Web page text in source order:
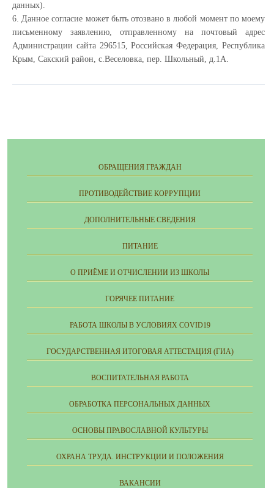
данных).
6. Данное согласие может быть отозвано в любой момент по моему
письменному заявлению, отправленному на почтовый адрес
Администрации сайта 296515, Российская Федерация, Республика
Крым, Сакский район, с.Веселовка, пер. Школьный, д.1А.
ОБРАЩЕНИЯ ГРАЖДАН
ПРОТИВОДЕЙСТВИЕ КОРРУПЦИИ
ДОПОЛНИТЕЛЬНЫЕ СВЕДЕНИЯ
ПИТАНИЕ
О ПРИЁМЕ И ОТЧИСЛЕНИИ ИЗ ШКОЛЫ
ГОРЯЧЕЕ ПИТАНИЕ
РАБОТА ШКОЛЫ В УСЛОВИЯХ COVID19
ГОСУДАРСТВЕННАЯ ИТОГОВАЯ АТТЕСТАЦИЯ (ГИА)
ВОСПИТАТЕЛЬНАЯ РАБОТА
ОБРАБОТКА ПЕРСОНАЛЬНЫХ ДАННЫХ
ОСНОВЫ ПРАВОСЛАВНОЙ КУЛЬТУРЫ
ОХРАНА ТРУДА. ИНСТРУКЦИИ И ПОЛОЖЕНИЯ
ВАКАНСИИ